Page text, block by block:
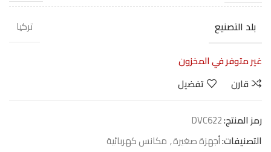
بلد التصنيع
تركيا
غير متوفر في المخزون
قارن
تفضيل
رمز المنتج:DVC622
التصنيفات:أجهزة صغيرة, مكانس كهربائية